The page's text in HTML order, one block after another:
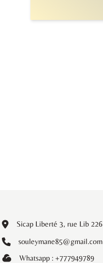
Sicap Liberté 3, rue Lib 226
souleymane85@gmail.com
Whatsapp : +777949789